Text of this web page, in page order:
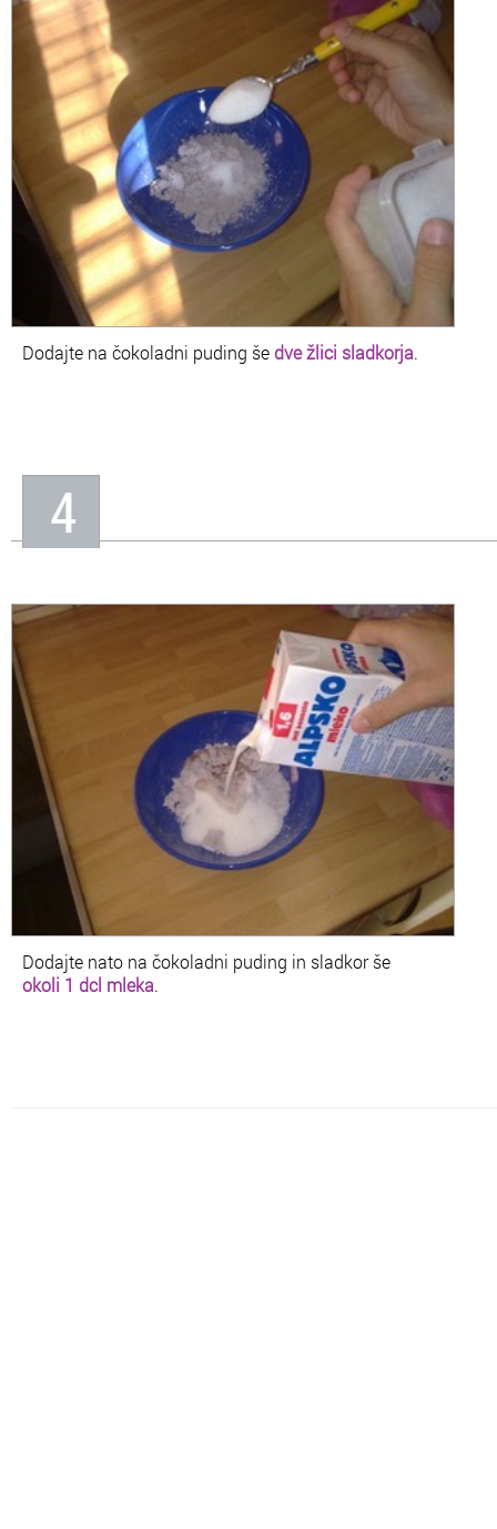
Dodajte na čokoladni puding še dve žlici sladkorja.
4
Dodajte nato na čokoladni puding in sladkor še
okoli 1 dcl mleka.